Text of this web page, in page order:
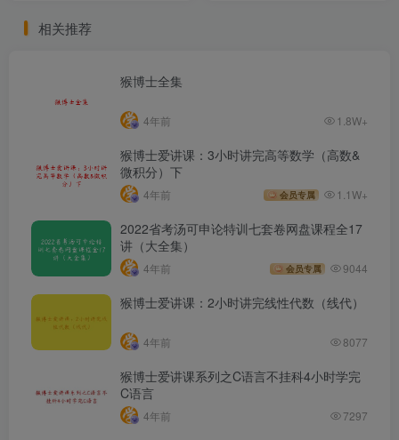
相关推荐
猴博士全集
4年前 1.8W+
猴博士爱讲课：3小时讲完高等数学（高数&
微积分）下
4年前 会员专属 1.1W+
2022省考汤可申论特训七套卷网盘课程全17
讲（大全集）
4年前 会员专属 9044
猴博士爱讲课：2小时讲完线性代数（线代）
4年前 8077
猴博士爱讲课系列之C语言不挂科4小时学完
C语言
4年前 7297